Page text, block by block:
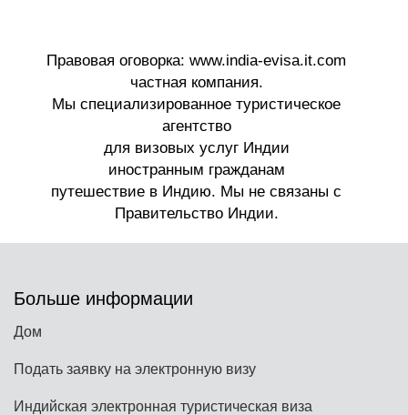
Визовый сбор также оплачивается онлайн во
время подачи заявления.
Путешественники из Гренады должны получить
электронную визу до прибытия в Индию.
Больше информации
Дом
Подать заявку на электронную визу
Индийская электронная туристическая виза